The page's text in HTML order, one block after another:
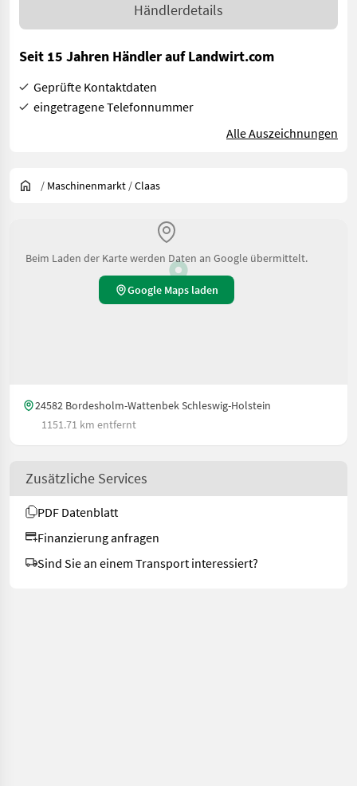
Händlerdetails
Seit 15 Jahren Händler auf Landwirt.com
Geprüfte Kontaktdaten
eingetragene Telefonnummer
Alle Auszeichnungen
/ Maschinenmarkt /Claas
Beim Laden der Karte werden Daten an Google übermittelt.
Google Maps laden
24582 Bordesholm-Wattenbek Schleswig-Holstein
1151.71 km entfernt
Zusätzliche Services
PDF Datenblatt
Finanzierung anfragen
Sind Sie an einem Transport interessiert?